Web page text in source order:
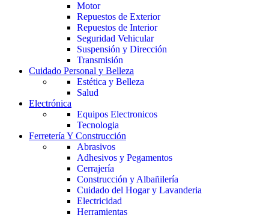
Motor
Repuestos de Exterior
Repuestos de Interior
Seguridad Vehicular
Suspensión y Dirección
Transmisión
Cuidado Personal y Belleza
Estética y Belleza
Salud
Electrónica
Equipos Electronicos
Tecnologia
Ferretería Y Construcción
Abrasivos
Adhesivos y Pegamentos
Cerrajería
Construcción y Albañilería
Cuidado del Hogar y Lavanderia
Electricidad
Herramientas